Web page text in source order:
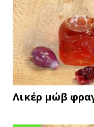
Λικέρ μώβ